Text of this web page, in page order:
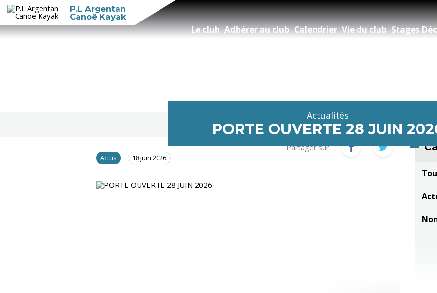
P.L Argentan
Canoë Kayak
Le club Adhérer au club Calendrier Vie du club Stages
Actualités
PORTE OUVERTE 28 JUIN
Actus 18 juin 2026
Partager sur